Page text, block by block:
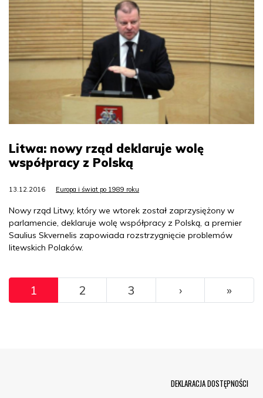
Litwa: nowy rząd deklaruje wolę
współpracy z Polską
13.12.2016 Europa i świat po 1989 roku
Nowy rząd Litwy, który we wtorek został zaprzysiężony w
parlamencie, deklaruje wolę współpracy z Polską, a premier
Saulius Skvernelis zapowiada rozstrzygnięcie problemów
litewskich Polaków.
Pagination
1 2 3 ››› »
DEKLARACJA DOSTĘPNOŚCI